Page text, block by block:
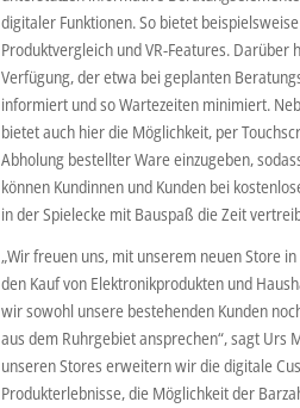
digitaler Funktionen. So bietet
Produktvergleich und VR-Features.
Verfügung, der etwa bei geplanten
informiert und so Wartezeiten minimiert.
bietet auch hier die Möglichkeit, per
Abholung bestellter Ware einzugeben,
können Kundinnen und Kunden bei
in der Spielecke mit Bauspaß die Zeit
„Wir freuen uns, mit unserem neuen Store
den Kauf von Elektronikprodukten und
wir sowohl unsere bestehenden Kunden
aus dem Ruhrgebiet ansprechen“, sagt Urs
unseren Stores erweitern wir die digitale
Produkterlebnisse, die Möglichkeit der